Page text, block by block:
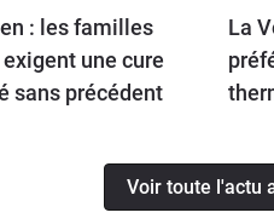
: les familles
une cure
sans précédent
La
Voir toute l'actu